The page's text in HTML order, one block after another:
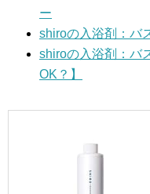
ー
shiroの入浴剤：バ
shiroの入浴剤：バ
OK？】